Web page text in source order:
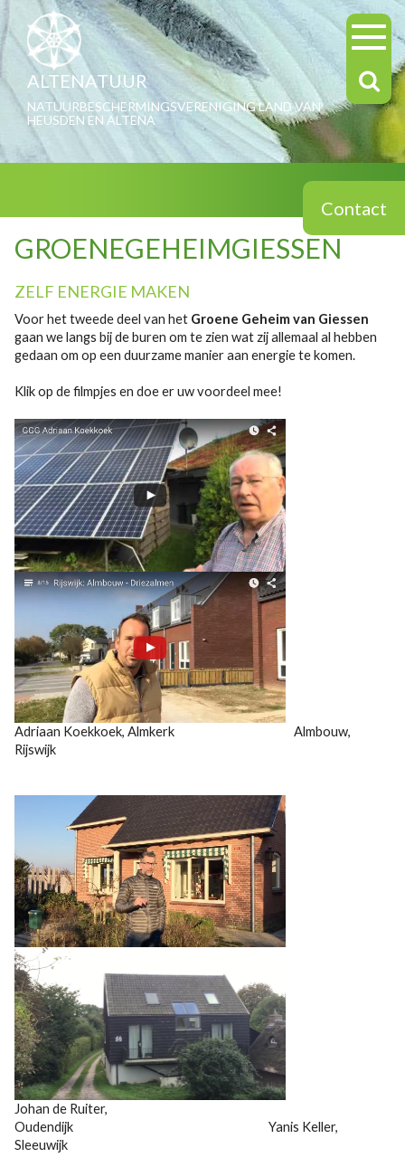
ALTENATUUR
NATUURBESCHERMINGSVERENIGING LAND VAN
HEUSDEN EN ALTENA
Contact
GROENEGEHEIMGIESSEN
ZELF ENERGIE MAKEN
Voor het tweede deel van het Groene Geheim van Giessen
gaan we langs bij de buren om te zien wat zij allemaal al hebben
gedaan om op een duurzame manier aan energie te komen.
Klik op de filmpjes en doe er uw voordeel mee!
Adriaan Koekkoek, Almkerk Almbouw,
Rijswijk
Johan de Ruiter,
Oudendijk Yanis Keller,
Sleeuwijk